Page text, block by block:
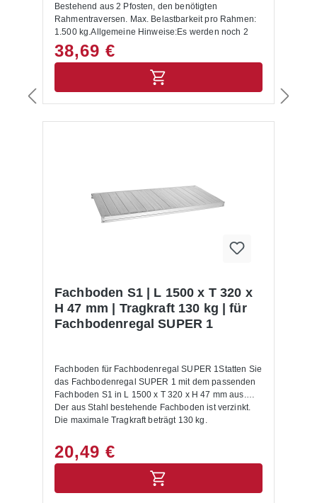
Bestehend aus 2 Pfosten, den benötigten
Rahmentraversen. Max. Belastbarkeit pro Rahmen:
1.500 kg.Allgemeine Hinweise:Es werden noch 2
Füße und 2 Abdeckkappen benötigt!Die maximale
Tragkraft wird nur erreicht, wenn die
Rahmentraversen gemäß Montagediagramm
montiert sind. Sie gilt für gleichmäßig verteilte
unten montiert werden muss.
38,69 €
Fachboden S1 | L 1500 x T 320 x
H 47 mm | Tragkraft 130 kg | für
Fachbodenregal SUPER 1
Fachboden für Fachbodenregal SUPER 1Statten Sie
das Fachbodenregal SUPER 1 mit dem passenden
Fachboden S1 in L 1500 x T 320 x H 47 mm aus.
Der aus Stahl bestehende Fachboden ist verzinkt.
Die maximale Tragkraft beträgt 130 kg.
20,49 €